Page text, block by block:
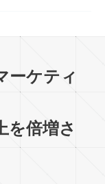
ーケティ
を倍増さ